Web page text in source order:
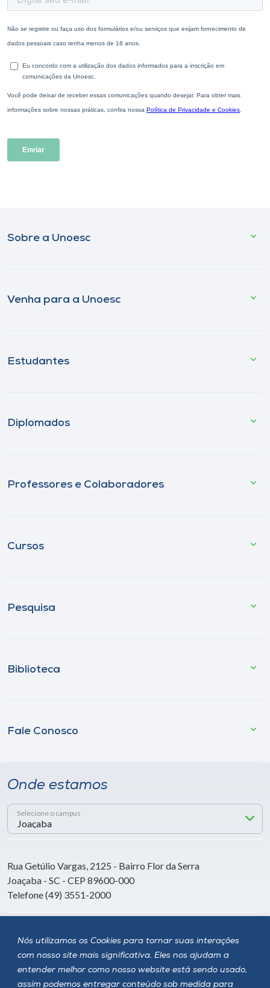
Nós utilizamos os Cookies para tornar suas interações
com nosso site mais significativa. Eles nos ajudam a
entender melhor como nosso website está sendo usado,
assim podemos entregar conteúdo sob medida para
Sobre a Unoesc
Venha para a Unoesc
Estudantes
Diplomados
Professores e Colaboradores
Cursos
Pesquisa
Biblioteca
Fale Conosco
Onde estamos
Selecione o campus
Rua Getúlio Vargas, 2125 - Bairro Flor da Serra
Joaçaba - SC - CEP 89600-000
Telefone (49) 3551-2000
Siga a Unoesc